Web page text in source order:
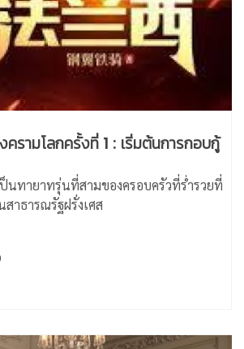
รามโลกครั้งที่ 1 : เริ่มต้นการกอบกู้
ป็นทายาทรุ่นที่สามของครอบครัวที่ร่ำรวยที่
าธารณรัฐฝรั่งเศส